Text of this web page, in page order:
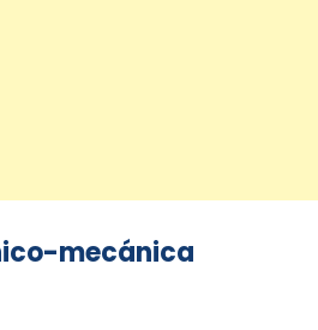
mecánica